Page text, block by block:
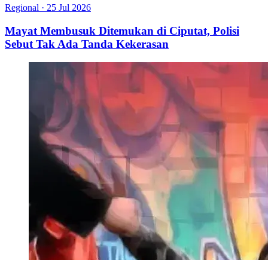
Regional · 25 Jul 2026
Mayat Membusuk Ditemukan di Ciputat, Polisi
Sebut Tak Ada Tanda Kekerasan